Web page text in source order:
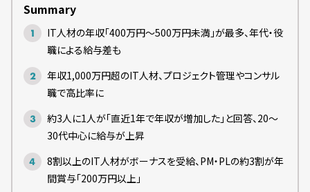
Summary
IT人材の年収「400万円～500万円未満」が最多、年代・役
職による給与差も
年収1,000万円超のIT人材、プロジェクト管理やコンサル
職で高比率に
約3人に1人が「直近1年で年収が増加した」と回答、20〜
30代中心に給与が上昇
8割以上のIT人材がボーナスを受給、PM・PLの約3割が年
間賞与「200万円以上」